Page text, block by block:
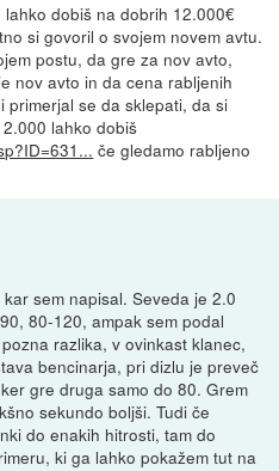
dobiš na dobrih 12.000€
si govoril o svojem novem avtu.
postu, da gre za nov avto,
nov avto in da cena rabljenih
primerjal se da sklepati, da si
lahko dobiš
če gledamo rabljeno
sem napisal. Seveda je 2.0
80-120, ampak sem podal
razlika, v ovinkast klanec,
bencinarja, pri dizlu je preveč
gre druga samo do 80. Grem
sekundo boljši. Tudi če
do enakih hitrosti, tam do
ki ga lahko pokažem tut na